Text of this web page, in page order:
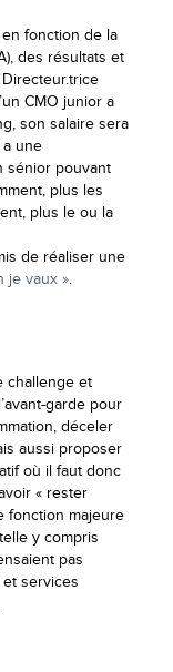
fonction de la
des résultats et
CMO junior a
son salaire sera
une
sénior pouvant
plus les
plus le ou la
de réaliser une
je vaux ».
challenge et
garde pour
déceler
aussi proposer
où il faut donc
« rester
fonction majeure
y compris
pas
services